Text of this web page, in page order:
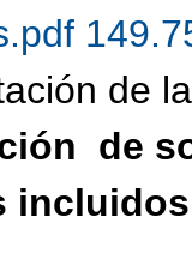
de
de
incluidos